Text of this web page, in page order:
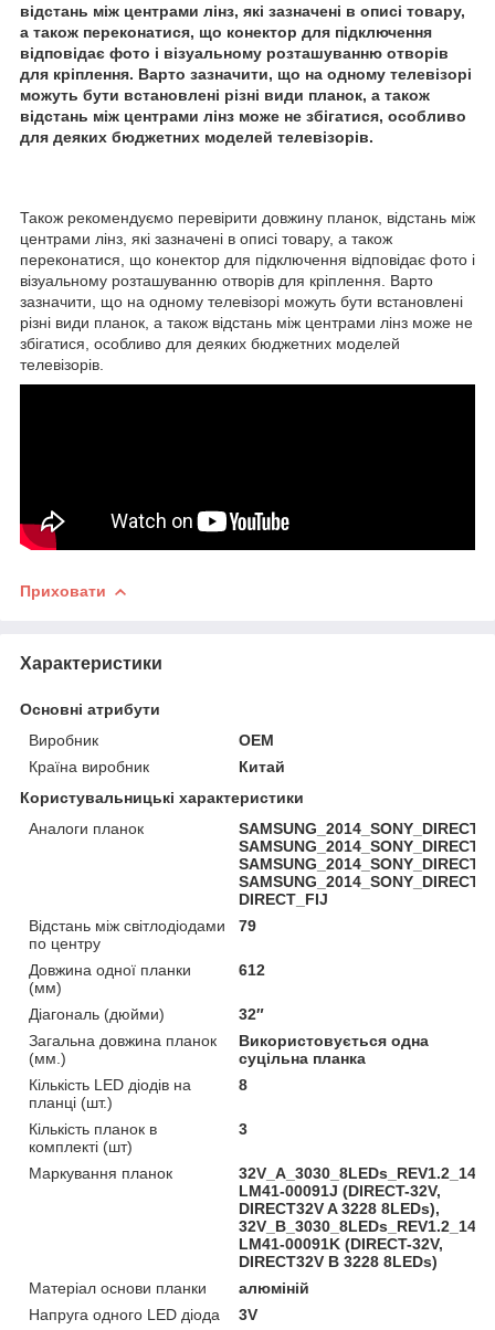
відстань між центрами лінз, які зазначені в описі товару,
а також переконатися, що конектор для підключення
відповідає фото і візуальному розташуванню отворів
для кріплення. Варто зазначити, що на одному телевізорі
можуть бути встановлені різні види планок, а також
відстань між центрами лінз може не збігатися, особливо
для деяких бюджетних моделей телевізорів.
Також рекомендуємо перевірити довжину планок, відстань між
центрами лінз, які зазначені в описі товару, а також
переконатися, що конектор для підключення відповідає фото і
візуальному розташуванню отворів для кріплення. Варто
зазначити, що на одному телевізорі можуть бути встановлені
різні види планок, а також відстань між центрами лінз може не
збігатися, особливо для деяких бюджетних моделей
телевізорів.
Приховати
Характеристики
Основні атрибути
Виробник
OEM
Країна виробник
Китай
Користувальницькі характеристики
Аналоги планок
DIRECT_FIJ
Відстань між світлодіодами
по центру
79
Довжина одної планки
(мм)
612
Діагональ (дюйми)
32″
Загальна довжина планок
(мм.)
Використовується одна
суцільна планка
Кількість LED діодів на
планці (шт.)
8
Кількість планок в
комплекті (шт)
3
Маркування планок
LM41-00091J (DIRECT-32V,
DIRECT32V A 3228 8LEDs),
LM41-00091K (DIRECT-32V,
DIRECT32V B 3228 8LEDs)
Матеріал основи планки
алюміній
Напруга одного LED діода
3V